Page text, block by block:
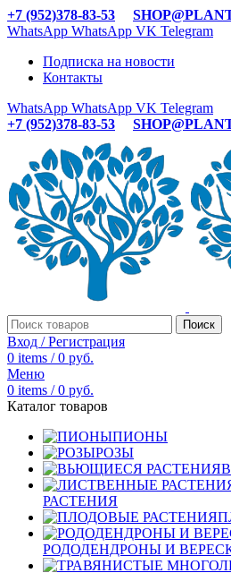
+7 (952)378-83-53
WhatsApp WhatsApp VK Telegram
Подписка на новости
Контакты
WhatsApp WhatsApp VK Telegram
+7 (952)378-83-53
Поиск
Вход / Регистрация
0 items / 0 руб.
Меню
0 items / 0 руб.
Каталог товаров
ПИОНЫ
РОЗЫ
РАСТЕНИЯ
РОДОДЕНДРОНЫ И